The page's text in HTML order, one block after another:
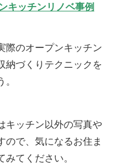
キッチンリノベ事例
際のオープンキッチン
納づくりテクニックを
キッチン以外の写真や
ので、気になるお住ま
てください。